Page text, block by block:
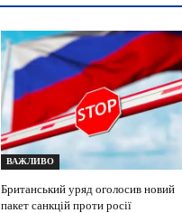
ВАЖЛИВО
Британський уряд оголосив новий
пакет санкцій проти росії